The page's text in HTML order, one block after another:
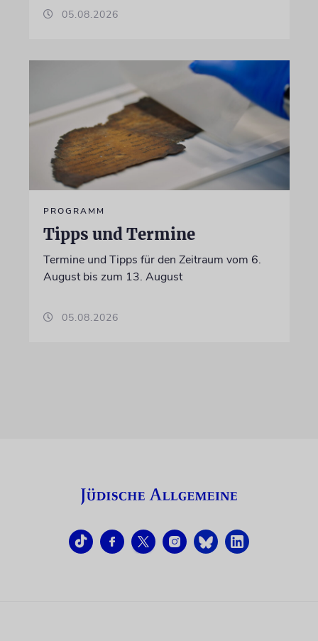
05.08.2026
PROGRAMM
Tipps und Termine
Termine und Tipps für den Zeitraum vom 6.
August bis zum 13. August
05.08.2026